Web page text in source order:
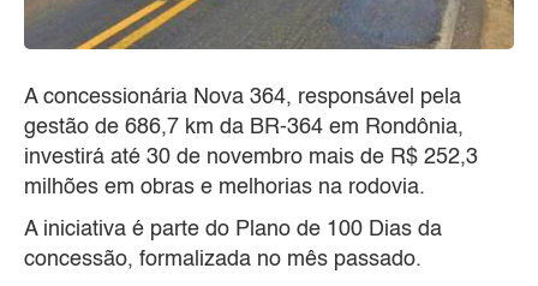
A concessionária Nova 364, responsável pela
gestão de 686,7 km da BR-364 em Rondônia,
investirá até 30 de novembro mais de R$ 252,3
milhões em obras e melhorias na rodovia.
A iniciativa é parte do Plano de 100 Dias da
concessão, formalizada no mês passado.